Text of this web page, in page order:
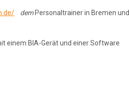
demPersonaltrainer in Bremen und
einem BIA-Gerät und einer Software